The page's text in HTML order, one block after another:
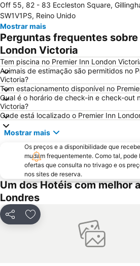
Metrô de Londres
Piccadilly Circus
Kensington
The O2 Arena
Grosvenor Victoria Casino
London Luton Airport
Palácio de Buckingham
ExCeL
Notting Hill
London Bridge
Passeando a Pé em Londres
King's
Tottenham Hotspur Stadium
Bloomsbury
Earls Court
Marylebone
Bayswater
Off 55, 82 - 83 Eccleston Square,
SW1V1PS, Reino Unido
Mostrar mais
Perguntas frequentes sobre
London Victoria
Tem piscina no Premier Inn London
Animais de estimação são permitidos no
Victoria?
Tem estacionamento disponível no
Qual é o horário de check-in e check-out
Victoria?
Onde está localizado o Premier Inn
Mostrar mais
Os preços e a disponibilidade que
mudam frequentemente. Como tal,
ofertas que consulta no trivago e os
nos sites de reserva.
Um dos Hotéis com melhor
Londres
PartilharAdicionar aos favoritos